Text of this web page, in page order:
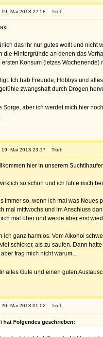
19. Mai 2013 22:58 Titel:
das ihr nur gutes wollt und nicht
die Hintergründe an denen das
ersten Konsum (letzes Wochenende)
Ich hab Freunde, Hobbys und
zwangshaft durch Drogen
Sorge, aber ich werdet mich hier
19. Mai 2013 23:17 Titel:
hier in unserem
so schön und ich fühle mich
immer so, wenn ich mal was
mal mittwochs und im Anschluss
mal über und werde aber erst
ich ganz harmlos. Vom Alkohol
schicker, als zu saufen. Dann
frag mich nicht warum...
alles Gute und einen guten
20. Mai 2013 01:02 Titel:
hat Folgendes geschrieben: